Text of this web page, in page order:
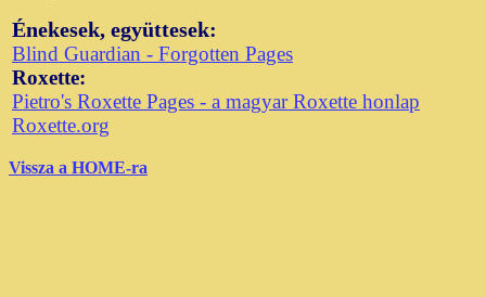
Énekesek, együttesek:
Blind Guardian - Forgotten Pages
Roxette:
Pietro's Roxette Pages - a magyar Roxette honlap
Roxette.org
Vissza a HOME-ra